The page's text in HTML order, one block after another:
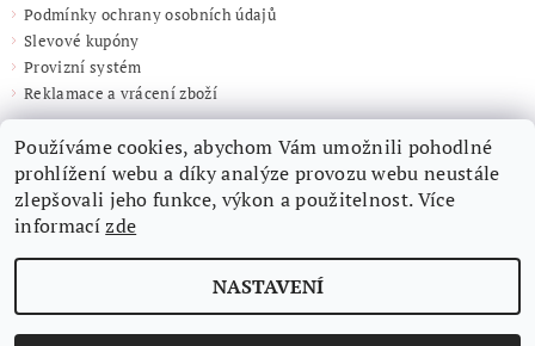
Podmínky ochrany osobních údajů
Slevové kupóny
Provizní systém
Reklamace a vrácení zboží
Používáme cookies, abychom Vám umožnili pohodlné
prohlížení webu a díky analýze provozu webu neustále
zlepšovali jeho funkce, výkon a použitelnost. Více
informacízde
NASTAVENÍ